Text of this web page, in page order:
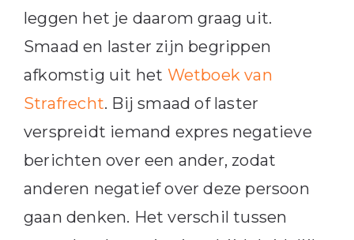
leggen het je daarom graag uit.
Smaad en laster zijn begrippen
afkomstig uit het Wetboek van
Strafrecht. Bij smaad of laster
verspreidt iemand expres negatieve
berichten over een ander, zodat
anderen negatief over deze persoon
gaan denken. Het verschil tussen